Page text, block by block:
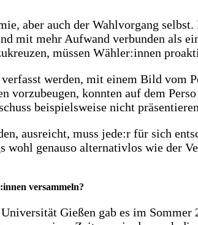
aber auch der Wahlvorgang
mit mehr Aufwand verbunden als
müssen Wähler:innen
werden, mit einem Bild vom
konnten auf dem
beispielsweise nicht
ausreicht, muss jede:r für sich
genauso alternativlos wie der
versammeln?
Gießen gab es im Sommer